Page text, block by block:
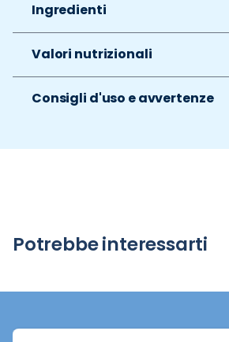
Ingredienti
Valori nutrizionali
Consigli d'uso e avvertenze
Potrebbe interessarti